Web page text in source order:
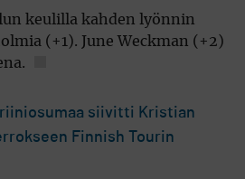
keulilla kahden lyönnin
(+1). June Weckman (+2)
siivitti Kristian
Finnish Tourin